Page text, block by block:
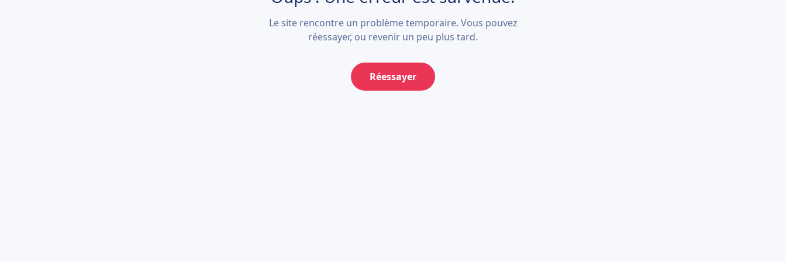
Le site rencontre un problème temporaire. Vous pouvez
réessayer, ou revenir un peu plus tard.
Réessayer